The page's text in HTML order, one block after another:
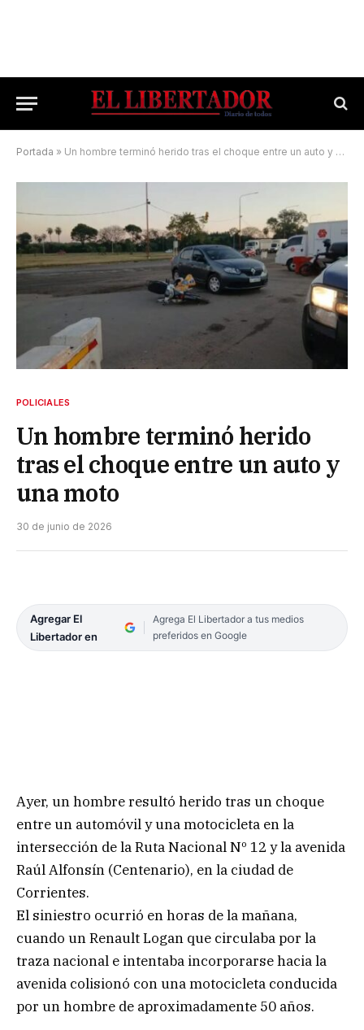
Portada » Un hombre terminó herido tras el choque entre un auto y una moto
POLICIALES
Un hombre terminó herido
tras el choque entre un auto y
una moto
30 de junio de 2026
Agregar El
Libertador en
Agrega El Libertador a tus medios
preferidos en Google
Ayer, un hombre resultó herido tras un choque
entre un automóvil y una motocicleta en la
intersección de la Ruta Nacional Nº 12 y la avenida
Raúl Alfonsín (Centenario), en la ciudad de
Corrientes.
El siniestro ocurrió en horas de la mañana,
cuando un Renault Logan que circulaba por la
traza nacional e intentaba incorporarse hacia la
avenida colisionó con una motocicleta conducida
por un hombre de aproximadamente 50 años.